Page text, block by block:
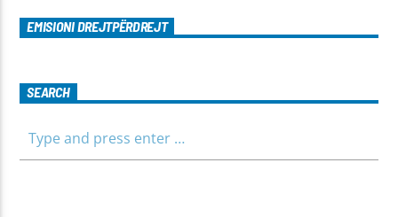
EMISIONI DREJTPËRDREJT
SEARCH